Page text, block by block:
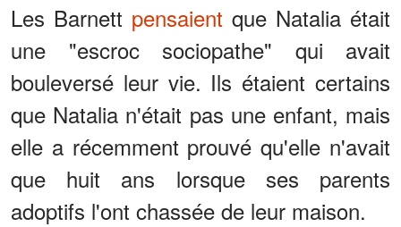
Les Barnett pensaient que Natalia était
une "escroc sociopathe" qui avait
bouleversé leur vie. Ils étaient certains
que Natalia n'était pas une enfant, mais
elle a récemment prouvé qu'elle n'avait
que huit ans lorsque ses parents
adoptifs l'ont chassée de leur maison.